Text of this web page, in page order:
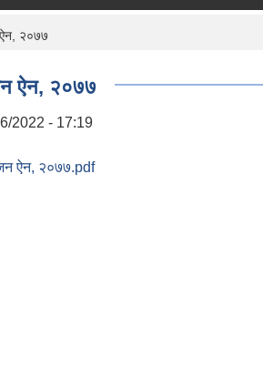
ऐन, २०७७
ऐन, २०७७
2022 - 17:19
ऐन, २०७७.pdf